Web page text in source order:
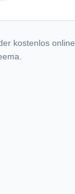
kostenlos